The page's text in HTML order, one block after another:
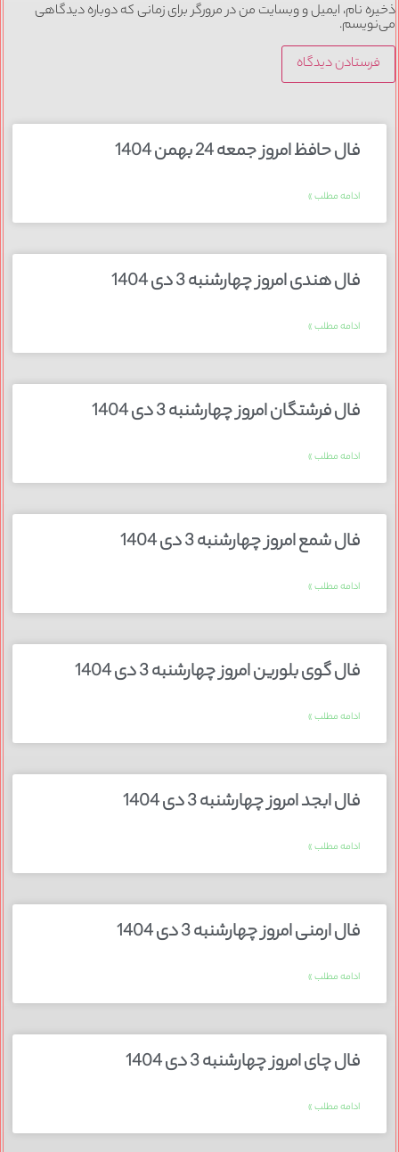
ذخیره نام، ایمیل و وبسایت من در مرورگر برای زمانی که دوباره دیدگاهی
می‌نویسم.
فال حافظ امروز جمعه 24 بهمن 1404
ادامه مطلب »
فال هندی امروز چهارشنبه 3 دی 1404
ادامه مطلب »
فال فرشتگان امروز چهارشنبه 3 دی 1404
ادامه مطلب »
فال شمع امروز چهارشنبه 3 دی 1404
ادامه مطلب »
فال گوی بلورین امروز چهارشنبه 3 دی 1404
ادامه مطلب »
فال ابجد امروز چهارشنبه 3 دی 1404
ادامه مطلب »
فال ارمنی امروز چهارشنبه 3 دی 1404
ادامه مطلب »
فال چای امروز چهارشنبه 3 دی 1404
ادامه مطلب »